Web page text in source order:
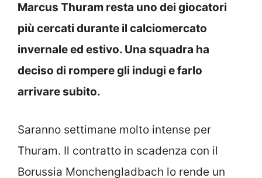
Marcus Thuram resta uno dei giocatori
più cercati durante il calciomercato
invernale ed estivo. Una squadra ha
deciso di rompere gli indugi e farlo
arrivare subito.
Saranno settimane molto intense per
Thuram. Il contratto in scadenza con il
Borussia Monchengladbach lo rende un